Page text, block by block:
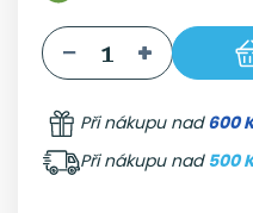
Při nákupu nad600
Při nákupu nad 500